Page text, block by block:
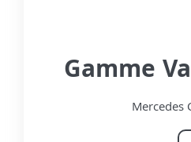
Gamme
Mercedes